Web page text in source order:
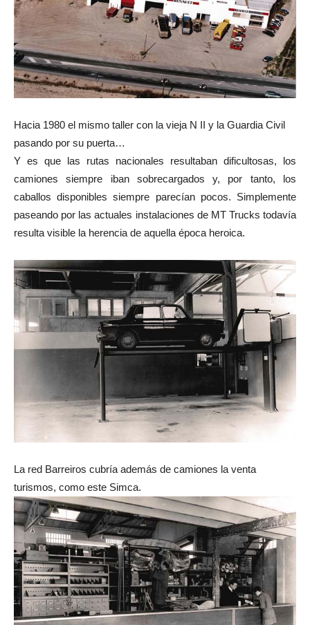
Hacia 1980 el mismo taller con la vieja N II y la Guardia Civil
pasando por su puerta…
Y es que las rutas nacionales resultaban dificultosas, los
camiones siempre iban sobrecargados y, por tanto, los
caballos disponibles siempre parecían pocos. Simplemente
paseando por las actuales instalaciones de MT Trucks todavía
resulta visible la herencia de aquella época heroica.
La red Barreiros cubría además de camiones la venta
turismos, como este Simca.